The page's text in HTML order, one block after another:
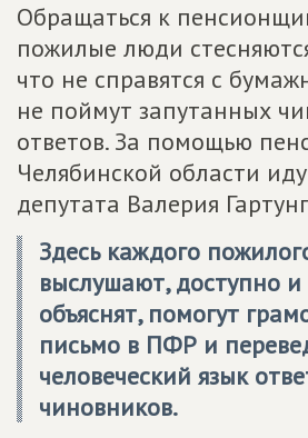
Обращаться к
пожилые люди
что не справятся с
не поймут запутанных
ответов. За помощью
Челябинской области
депутата Валерия
Здесь каждого
выслушают, доступно и
объяснят, помогут
письмо в ПФР и
человеческий язык
чиновников.